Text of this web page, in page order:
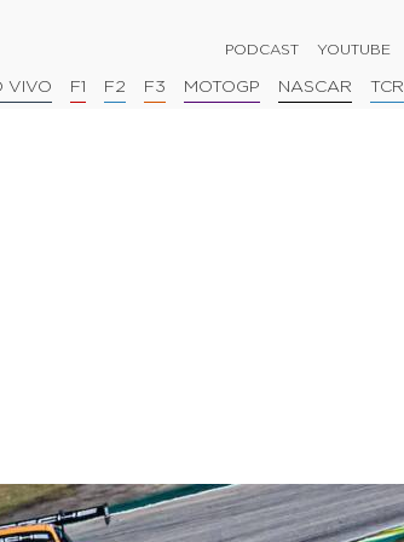
PODCAST YOUTUBE
VIVO F1 F2 F3 MOTOGP NASCAR TCR